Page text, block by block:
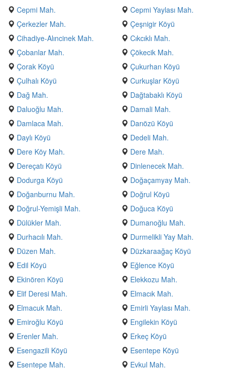
Cepmi Mah.
Cepmi Yaylası Mah.
Çerkezler Mah.
Çeşnigir Köyü
Cihadiye-Alıncinek Mah.
Cıkcıklı Mah.
Çobanlar Mah.
Çökecik Mah.
Çorak Köyü
Çukurhan Köyü
Çulhalı Köyü
Curkuşlar Köyü
Dağ Mah.
Dağtabaklı Köyü
Daluoğlu Mah.
Damali Mah.
Damlaca Mah.
Darıözü Köyü
Daylı Köyü
Dedeli Mah.
Dere Köy Mah.
Dere Mah.
Dereçatı Köyü
Dinlenecek Mah.
Dodurga Köyü
Doğaçamyay Mah.
Doğanburnu Mah.
Doğrul Köyü
Doğrul-Yemişli Mah.
Doğuca Köyü
Dülükler Mah.
Dumanoğlu Mah.
Durhacılı Mah.
Durmelikli Yay Mah.
Düzen Mah.
Düzkaraağaç Köyü
Edil Köyü
Eğlence Köyü
Ekinören Köyü
Elekkozu Mah.
Elif Deresi Mah.
Elmacık Mah.
Elmacuk Mah.
Emirli Yaylası Mah.
Emiroğlu Köyü
Engilekin Köyü
Erenler Mah.
Erkeç Köyü
Esengazili Köyü
Esentepe Köyü
Esentepe Mah.
Evkul Mah.